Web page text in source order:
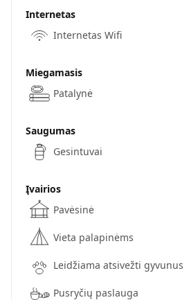
Internetas
Internetas Wifi
Miegamasis
Patalynė
Saugumas
Gesintuvai
Įvairios
Pavėsinė
Vieta palapinėms
Leidžiama atsivežti gyvunus
Pusryčių paslauga